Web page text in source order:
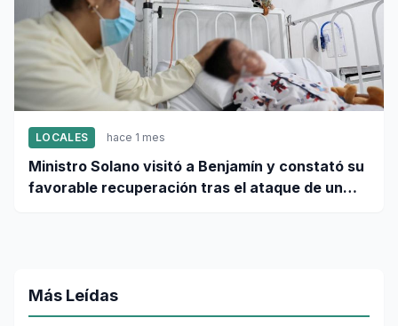
LOCALES hace 1 mes
Ministro Solano visitó a Benjamín y constató su
favorable recuperación tras el ataque de un
Más Leídas